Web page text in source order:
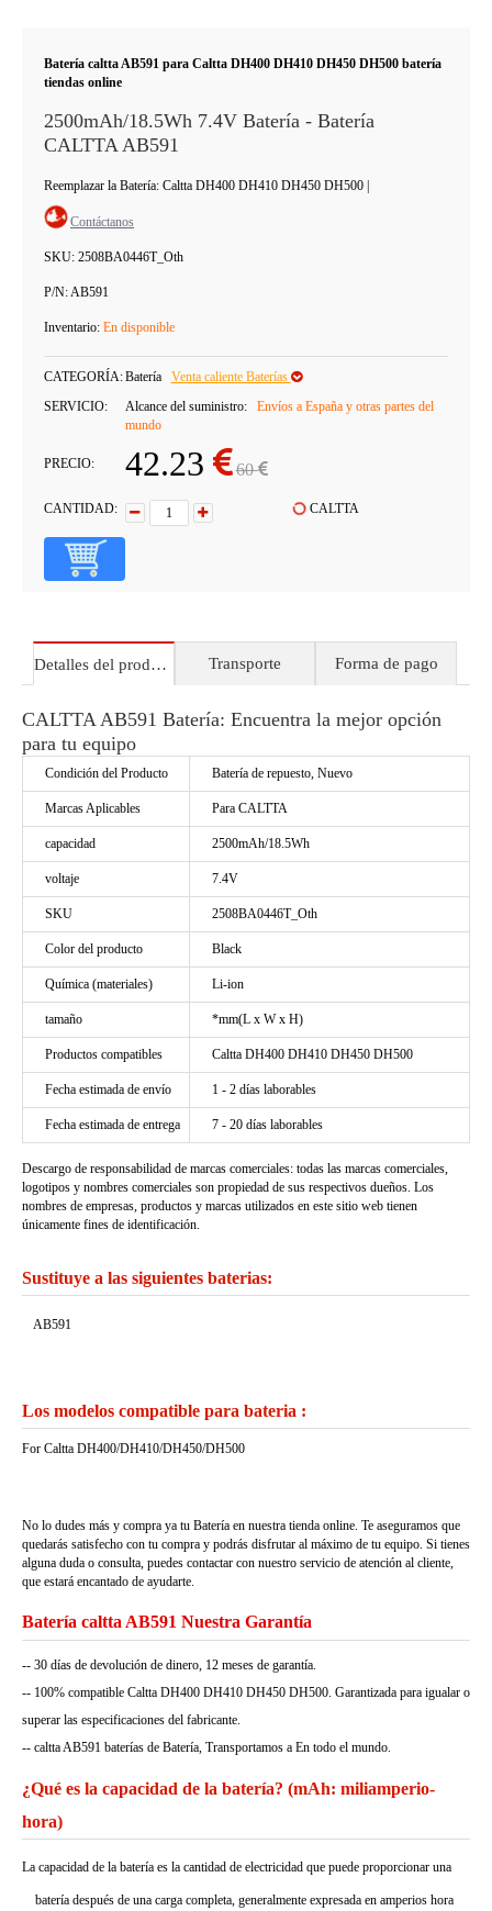
Batería caltta AB591 para Caltta DH400 DH410 DH450 DH500 batería
tiendas online
2500mAh/18.5Wh 7.4V Batería - Batería
CALTTA AB591
Reemplazar la Batería: Caltta DH400 DH410 DH450 DH500
Contáctanos
SKU: 2508BA0446T_Oth
P/N:AB591
Inventario: En disponible
CATEGORÍA:Batería
Venta caliente Baterías
SERVICIO:
Alcance del suministro:
Envíos a España y otras partes del
mundo
PRECIO: 42.23 60
CANTIDAD: CALTTA
Detalles del producto Transporte Forma de pago
CALTTA AB591 Batería: Encuentra la mejor opción
para tu equipo
Condición del Producto Batería de repuesto, Nuevo
Marcas Aplicables Para CALTTA
capacidad 2500mAh/18.5Wh
voltaje 7.4V
SKU 2508BA0446T_Oth
Color del producto Black
Química (materiales) Li-ion
tamaño *mm(L x W x H)
Productos compatibles Caltta DH400 DH410 DH450 DH500
Fecha estimada de envío 1 - 2 días laborables
Fecha estimada de entrega 7 - 20 días laborables
Descargo de responsabilidad de marcas comerciales: todas las marcas comerciales,
logotipos y nombres comerciales son propiedad de sus respectivos dueños. Los
nombres de empresas, productos y marcas utilizados en este sitio web tienen
únicamente fines de identificación.
Sustituye a las siguientes baterias:
AB591
Los modelos compatible para bateria :
For Caltta DH400/DH410/DH450/DH500
No lo dudes más y compra ya tu Batería en nuestra tienda online. Te aseguramos que
quedarás satisfecho con tu compra y podrás disfrutar al máximo de tu equipo. Si tienes
alguna duda o consulta, puedes contactar con nuestro servicio de atención al cliente,
que estará encantado de ayudarte.
Batería caltta AB591 Nuestra Garantía
-- 30 días de devolución de dinero, 12 meses de garantía.
-- 100% compatible Caltta DH400 DH410 DH450 DH500. Garantizada para igualar o
superar las especificaciones del fabricante.
-- caltta AB591 baterías de Batería, Transportamos a En todo el mundo.
¿Qué es la capacidad de la batería? (mAh: miliamperio-
hora)
La capacidad de la batería es la cantidad de electricidad que puede proporcionar una
batería después de una carga completa, generalmente expresada en amperios hora